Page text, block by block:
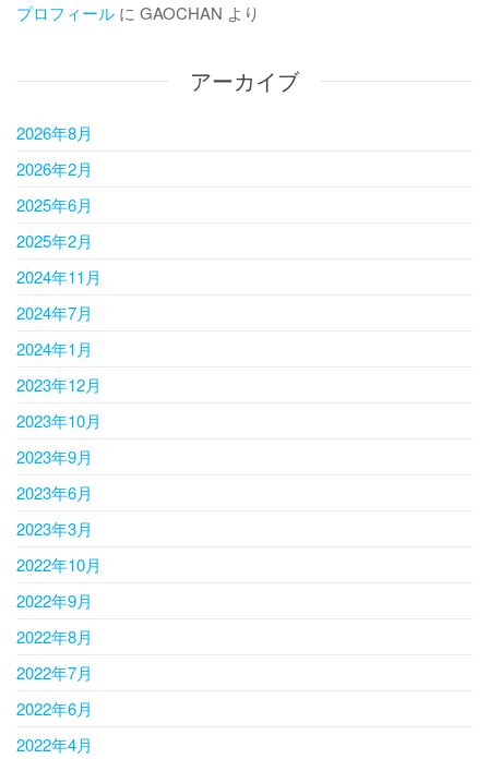
プロフィール に GAOCHAN より
アーカイブ
2026年8月
2026年2月
2025年6月
2025年2月
2024年11月
2024年7月
2024年1月
2023年12月
2023年10月
2023年9月
2023年6月
2023年3月
2022年10月
2022年9月
2022年8月
2022年7月
2022年6月
2022年4月